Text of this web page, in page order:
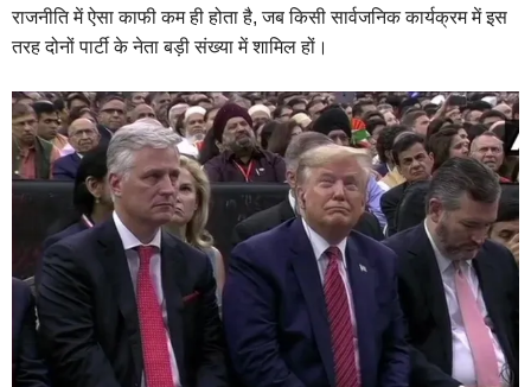
राजनीति में ऐसा काफी कम ही होता है, जब किसी सार्वजनिक कार्यक्रम में इस
तरह दोनों पार्टी के नेता बड़ी संख्या में शामिल हों।